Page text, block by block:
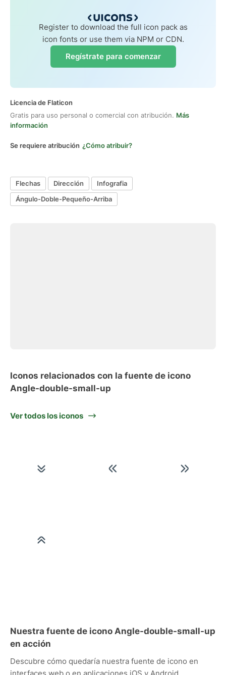
Register to download the full icon pack as
icon fonts or use them via NPM or CDN.
Regístrate para comenzar
Licencia de Flaticon
Gratis para uso personal o comercial con atribución. Más
información
Se requiere atribución ¿Cómo atribuir?
Flechas Dirección
Infografia
Ángulo-Doble-Pequeño-Arriba
Iconos relacionados con la fuente de icono
Angle-double-small-up
Ver todos los iconos
Nuestra fuente de icono Angle-double-small-up
en acción
Descubre cómo quedaría nuestra fuente de icono en